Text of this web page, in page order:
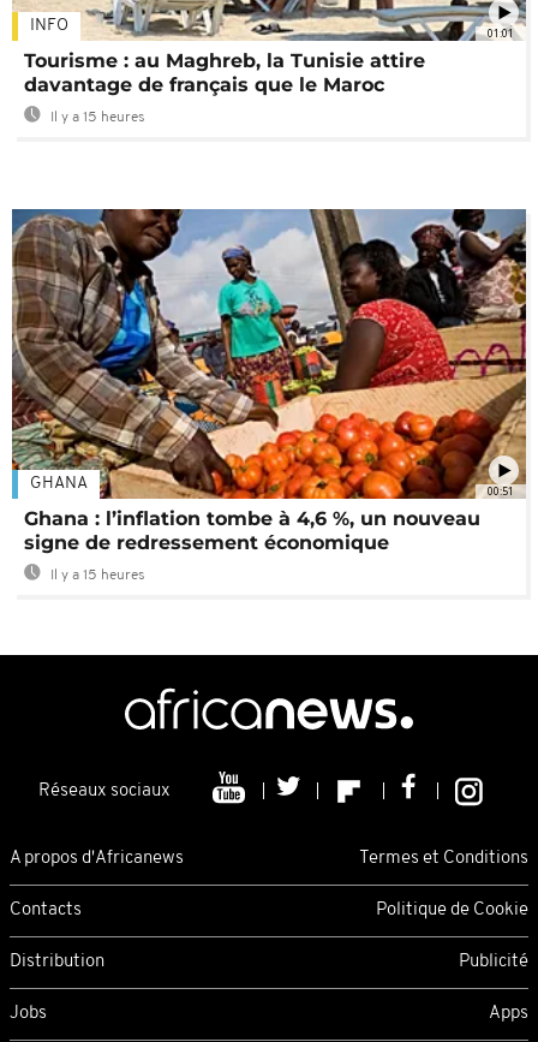
01:01
INFO
Tourisme : au Maghreb, la Tunisie attire
davantage de français que le Maroc
Il y a 15 heures
00:51
GHANA
Ghana : l’inflation tombe à 4,6 %, un nouveau
signe de redressement économique
Il y a 15 heures
Réseaux sociaux
A propos d'Africanews Termes et Conditions
Contacts Politique de Cookie
Distribution Publicité
Jobs Apps